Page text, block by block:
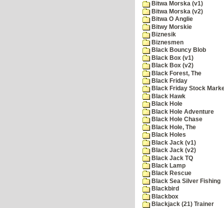
Bitwa Morska (v1)
Bitwa Morska (v2)
Bitwa O Anglie
Bitwy Morskie
Biznesik
Biznesmen
Black Bouncy Blob
Black Box (v1)
Black Box (v2)
Black Forest, The
Black Friday
Black Friday Stock
Black Hawk
Black Hole
Black Hole Adventure
Black Hole Chase
Black Hole, The
Black Holes
Black Jack (v1)
Black Jack (v2)
Black Jack TQ
Black Lamp
Black Rescue
Black Sea Silver Fishing
Blackbird
Blackbox
Blackjack (21) Trainer